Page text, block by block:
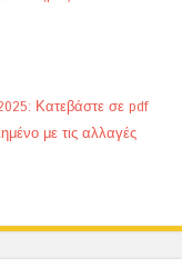
Κατεβάστε σε pdf
με τις αλλαγές